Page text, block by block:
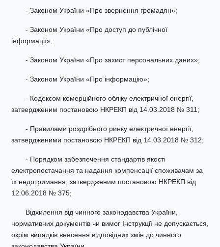
- Законом України «Про звернення громадян»;
- Законом України «Про доступ до публічної
інформації»;
- Законом України «Про захист персональних даних»;
- Законом України «Про інформацію»;
- Кодексом комерційного обліку електричної енергії,
затвердженим постановою НКРЕКП від 14.03.2018 № 311;
- Правилами роздрібного ринку електричної енергії,
затвердженими постановою НКРЕКП від 14.03.2018 № 312;
- Порядком забезпечення стандартів якості
електропостачання та надання компенсації споживачам за
їх недотримання, затвердженим постановою НКРЕКП від
12.06.2018 № 375;
Відхилення від чинного законодавства України,
нормативних документів чи вимог Інструкції не допускається,
окрім випадків внесення відповідних змін до чинного